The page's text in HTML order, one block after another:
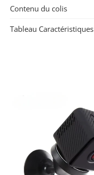
Contenu du colis
Tableau Caractéristiques